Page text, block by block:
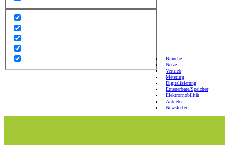
Branche
Netze
Vertrieb
Metering
Digitalisierung
Erneuerbare/Speicher
Elektromobilität
Anbieter
Newsletter